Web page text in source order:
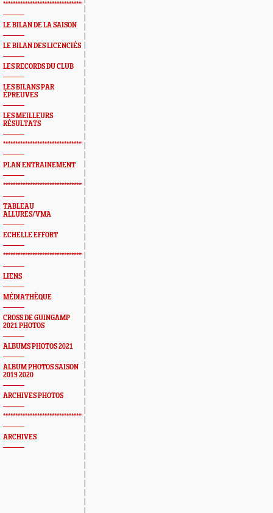
*************************************************
LE BILAN DE LA SAISON
LE BILAN DES LICENCIÉS
LES RECORDS DU CLUB
LES BILANS PAR
ÉPREUVES
LES MEILLEURS
RÉSULTATS
*************************************************
PLAN ENTRAINEMENT
*************************************************
TABLEAU
ALLURES/VMA
ECHELLE EFFORT
*************************************************
LIENS
MÉDIATHÈQUE
CROSS DE GUINGAMP
2021 PHOTOS
ALBUMS PHOTOS 2021
ALBUM PHOTOS SAISON
2019 2020
ARCHIVES PHOTOS
*************************************************
ARCHIVES